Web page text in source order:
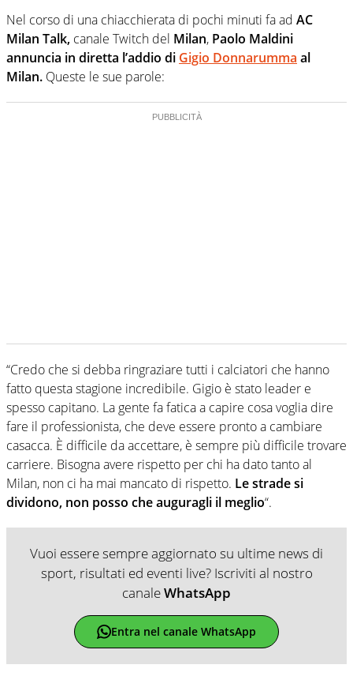
Nel corso di una chiacchierata di pochi minuti fa ad AC
Milan Talk, canale Twitch del Milan, Paolo Maldini
annuncia in diretta l’addio di Gigio Donnarumma al
Milan. Queste le sue parole:
“Credo che si debba ringraziare tutti i calciatori che hanno
fatto questa stagione incredibile. Gigio è stato leader e
spesso capitano. La gente fa fatica a capire cosa voglia dire
fare il professionista, che deve essere pronto a cambiare
casacca. È difficile da accettare, è sempre più difficile trovare
carriere. Bisogna avere rispetto per chi ha dato tanto al
Milan, non ci ha mai mancato di rispetto. Le strade si
dividono, non posso che auguragli il meglio“.
Vuoi essere sempre aggiornato su ultime news di
sport, risultati ed eventi live? Iscriviti al nostro
canaleWhatsApp
Entra nel canale WhatsApp